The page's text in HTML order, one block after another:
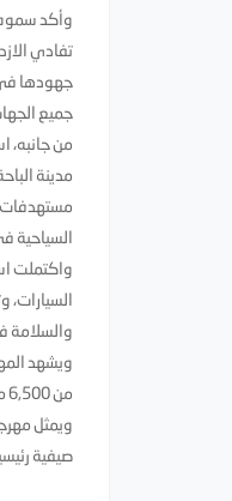
وأكد سموه
تفادي
جهودها في
جميع
مدينة
السياحية
واكتملت
والسلامة
من 6,500 متطوع ومتطوعة يدعمون فعاليات الموسم في مجالات التنظيم والإرشاد والخدمات.
صيفية